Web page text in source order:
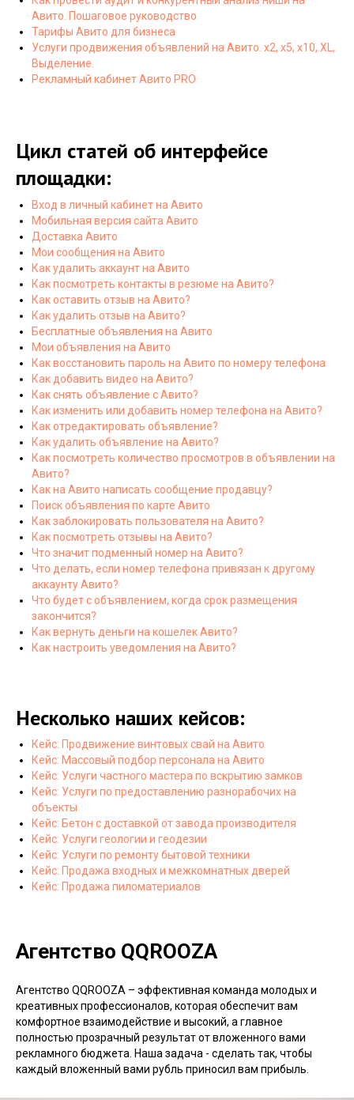
Авито. Пошаговое руководство
Тарифы Авито для бизнеса
Услуги продвижения объявлений на Авито. х2, х5, х10, XL,
Выделение.
Рекламный кабинет Авито PRO
Цикл статей об интерфейсе
площадки:
Вход в личный кабинет на Авито
Мобильная версия сайта Авито
Доставка Авито
Мои сообщения на Авито
Как удалить аккаунт на Авито
Как посмотреть контакты в резюме на Авито?
Как оставить отзыв на Авито?
Как удалить отзыв на Авито?
Бесплатные объявления на Авито
Мои объявления на Авито
Как восстановить пароль на Авито по номеру телефона
Как добавить видео на Авито?
Как снять объявление с Авито?
Как изменить или добавить номер телефона на Авито?
Как отредактировать объявление?
Как удалить объявление на Авито?
Как посмотреть количество просмотров в объявлении на
Авито?
Как на Авито написать сообщение продавцу?
Поиск объявления по карте Авито
Как заблокировать пользователя на Авито?
Как посмотреть отзывы на Авито?
Что значит подменный номер на Авито?
Что делать, если номер телефона привязан к другому
аккаунту Авито?
Что будет с объявлением, когда срок размещения
закончится?
Как вернуть деньги на кошелек Авито?
Как настроить уведомления на Авито?
Несколько наших кейсов:
Кейс: Продвижение винтовых свай на Авито
Кейс: Массовый подбор персонала на Авито
Кейс: Услуги частного мастера по вскрытию замков
Кейс: Услуги по предоставлению разнорабочих на
объекты
Кейс: Бетон с доставкой от завода производителя
Кейс: Услуги геологии и геодезии
Кейс: Услуги по ремонту бытовой техники
Кейс: Продажа входных и межкомнатных дверей
Кейс: Продажа пиломатериалов
Агентство QQROOZA
Агентство QQROOZA – эффективная команда молодых и
креативных профессионалов, которая обеспечит вам
комфортное взаимодействие и высокий, а главное
полностью прозрачный результат от вложенного вами
рекламного бюджета. Наша задача - сделать так, чтобы
каждый вложенный вами рубль приносил вам прибыль.